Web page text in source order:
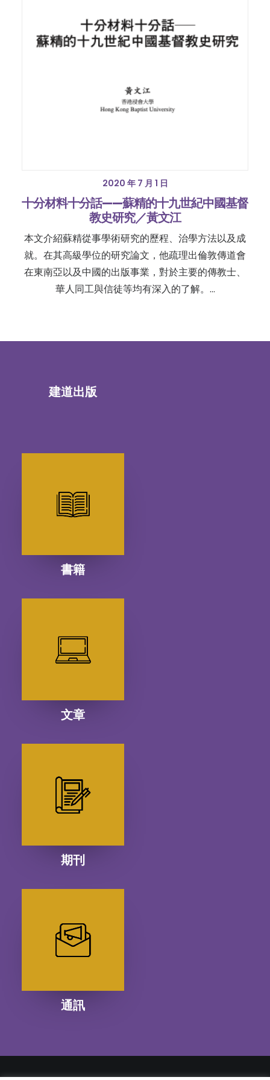
2020 年 7 月 1 日
十分材料十分話——蘇精的十九世紀中國基督
教史研究／黃文江
本文介紹蘇精從事學術研究的歷程、治學方法以及成
就。在其高級學位的研究論文，他疏理出倫敦傳道會
在東南亞以及中國的出版事業，對於主要的傳教士、
華人同工與信徒等均有深入的了解。…
建道出版
書籍
文章
期刊
通訊